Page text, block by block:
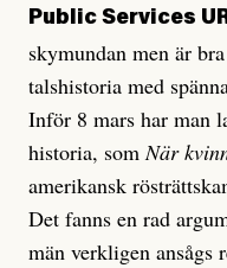
Public Services
skymundan men är
talshistoria med
Inför 8 mars har man
historia, somNär
amerikansk
Det fanns en rad
män verkligen ansågs